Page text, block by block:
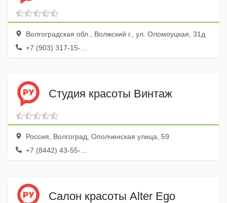
Волгоградская обл., Волжский г., ул. Оломоуцкая, 31д
+7 (903) 317-15-...
Студия красоты Винтаж
Россия, Волгоград, Ополченская улица, 59
+7 (8442) 43-55-...
Салон красоты Alter Ego